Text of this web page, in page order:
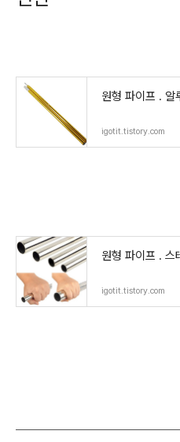
원형 파이프 . 알
igotit.tistory.com
원형 파이프 . 스
igotit.tistory.com